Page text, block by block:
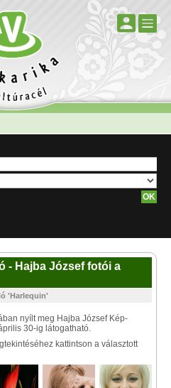
- Hajba József fotói a
'Harlequin'
nyílt meg Hajba József Kép-
30-ig látogatható.
kattintson a választott